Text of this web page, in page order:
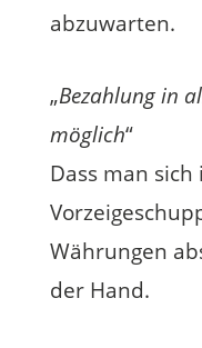
abzuwarten.
„Bezahlung in
möglich“
Dass man
Währungen
der Hand.